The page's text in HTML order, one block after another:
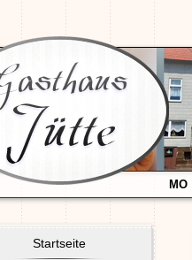
MO
Startseite